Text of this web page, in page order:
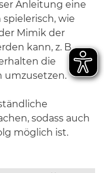
Anleitung eine
wie
Mimik der
kann, z. B.
die
umzusetzen.
sodass auch
möglich ist.